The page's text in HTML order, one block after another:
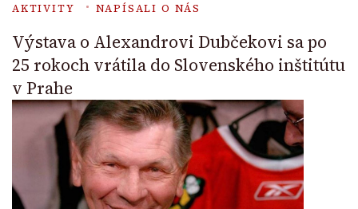
AKTIVITY NAPÍSALI O NÁS
Výstava o Alexandrovi Dubčekovi sa po
25 rokoch vrátila do Slovenského inštitútu
v Prahe